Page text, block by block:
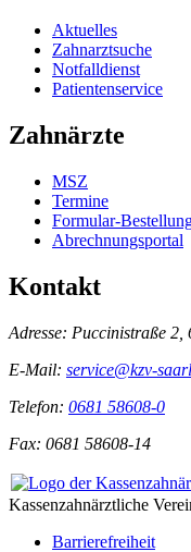
Aktuelles
Zahnarztsuche
Notfalldienst
Patientenservice
Zahnärzte
MSZ
Termine
Formular-
Abrechnungsportal
Kontakt
Adresse: Puccinistraße 2,
E-Mail: service@kzv-
Telefon: 0681 58608-0
Fax: 0681 58608-14
Kassenzahnärztliche
Barrierefreiheit